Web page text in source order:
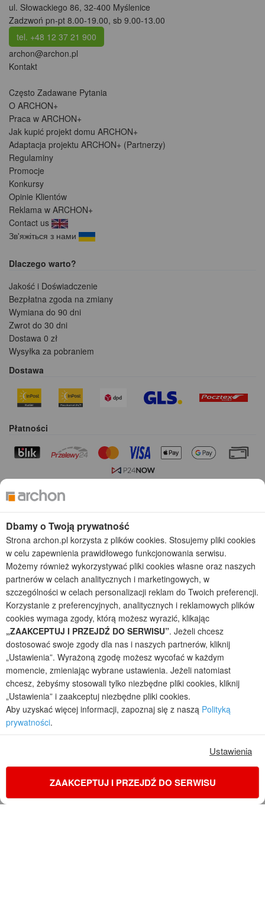
ul. Słowackiego 86, 32-400 Myślenice
Zadzwoń pn-pt 8.00-19.00, sb 9.00-13.00
tel. +48 12 37 21 900
archon@archon.pl
Kontakt
Często Zadawane Pytania
O ARCHON+
Praca w ARCHON+
Jak kupić projekt domu ARCHON+
Adaptacja projektu ARCHON+ (Partnerzy)
Regulaminy
Promocje
Konkursy
Opinie Klientów
Reklama w ARCHON+
Contact us
Зв'яжіться з нами
Dlaczego warto?
Jakość i Doświadczenie
Bezpłatna zgoda na zmiany
Wymiana do 90 dni
Zwrot do 30 dni
Dostawa 0 zł
Wysyłka za pobraniem
Dostawa
Płatności
Kolekcje projektów
Gotowe projekty domów
Projekty domów tanich w budowie
Projekty domów szeregowych
Projekty małych domów (do 150 m2)
Projekty domów wielorodzinnych
Projekty domów bliźniaczych
Projekty domów nowoczesnych
Projekty domów parterowych
2026 © ARCHON+ Biuro Projektów - Tradycyjne i nowoczesne gotowe
projekty domów - autorska pracownia architektoniczna założona w 1990r.
przez arch. Barbarę Mendel
Z uwagi na ciągłe doskonalenie procesu powstawania projektów (zgodnie z
normą ISO 9001), prezentowane na stronie projekty domów mogą
nieznacznie różnić się od dokumentacji technicznej.
Informujemy, iż w celu optymalizacji treści dostępnych w naszym sklepie,
dostosowania ich do Państwa indywidualnych potrzeb korzystamy z
informacji zapisanych za pomocą plików cookies na urządzeniach
końcowych użytkowników. Pliki cookies użytkownik może kontrolować za
pomocą ustawień swojej przeglądarki internetowej. Dalsze korzystanie z
Więcej informacji zawartych jest w polityce prywatności.
Polityka prywatności
Regulamin sklepu internetowego
Dbamy o Twoją prywatność
Strona archon.pl korzysta z plików cookies. Stosujemy pliki cookies
w celu zapewnienia prawidłowego funkcjonowania serwisu.
Możemy również wykorzystywać pliki cookies własne oraz naszych
partnerów w celach analitycznych i marketingowych, w
szczególności w celach personalizacji reklam do Twoich preferencji.
Korzystanie z preferencyjnych, analitycznych i reklamowych plików
cookies wymaga zgody, którą możesz wyrazić, klikając
„ZAAKCEPTUJ I PRZEJDŹ DO SERWISU”. Jeżeli chcesz
dostosować swoje zgody dla nas i naszych partnerów, kliknij
„Ustawienia”. Wyrażoną zgodę możesz wycofać w każdym
momencie, zmieniając wybrane ustawienia. Jeżeli natomiast
chcesz, żebyśmy stosowali tylko niezbędne pliki cookies, kliknij
„Ustawienia” i zaakceptuj niezbędne pliki cookies.
Aby uzyskać więcej informacji, zapoznaj się z naszą Polityką
prywatności.
Ustawienia
ZAAKCEPTUJ I PRZEJDŹ DO SERWISU